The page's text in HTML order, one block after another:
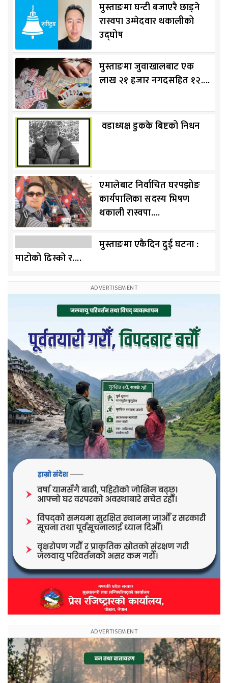
मुस्ताङमा घन्टी बजाएरै छाड्ने
रास्वपा उम्मेदवार थकालीको
उद्घोष
मुस्ताङमा जुवाखालबाट एक
लाख २१ हजार नगदसहित १२....
वडाध्यक्ष डुकके बिष्टको निधन
एमालेबाट निर्वाचित घरपझोङ
कार्यपालिका सदस्य भिषण
थकाली रास्वपा....
मुस्ताङमा एकैदिन दुई घटना :
माटोको ढिस्को र....